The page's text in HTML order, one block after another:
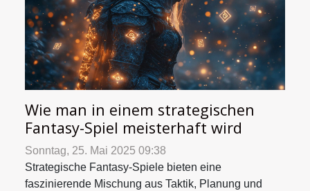
Wie man in einem strategischen
Fantasy-Spiel meisterhaft wird
Sonntag, 25. Mai 2025 09:38
Strategische Fantasy-Spiele bieten eine
faszinierende Mischung aus Taktik, Planung und